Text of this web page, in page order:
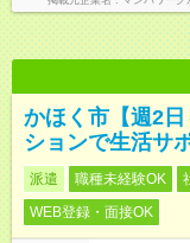
かほく市【週2
ションで生活サ
派遣 職種未経験OK
WEB登録・面接OK